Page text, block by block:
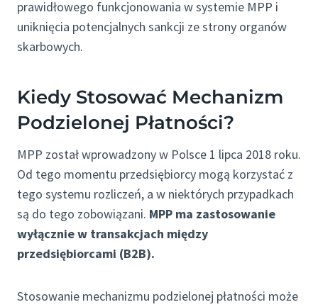
prawidłowego funkcjonowania w systemie MPP i
uniknięcia potencjalnych sankcji ze strony organów
skarbowych.
Kiedy Stosować Mechanizm
Podzielonej Płatności?
MPP został wprowadzony w Polsce 1 lipca 2018 roku.
Od tego momentu przedsiębiorcy mogą korzystać z
tego systemu rozliczeń, a w niektórych przypadkach
są do tego zobowiązani. MPP ma zastosowanie
wyłącznie w transakcjach między
przedsiębiorcami (B2B).
Stosowanie mechanizmu podzielonej płatności może